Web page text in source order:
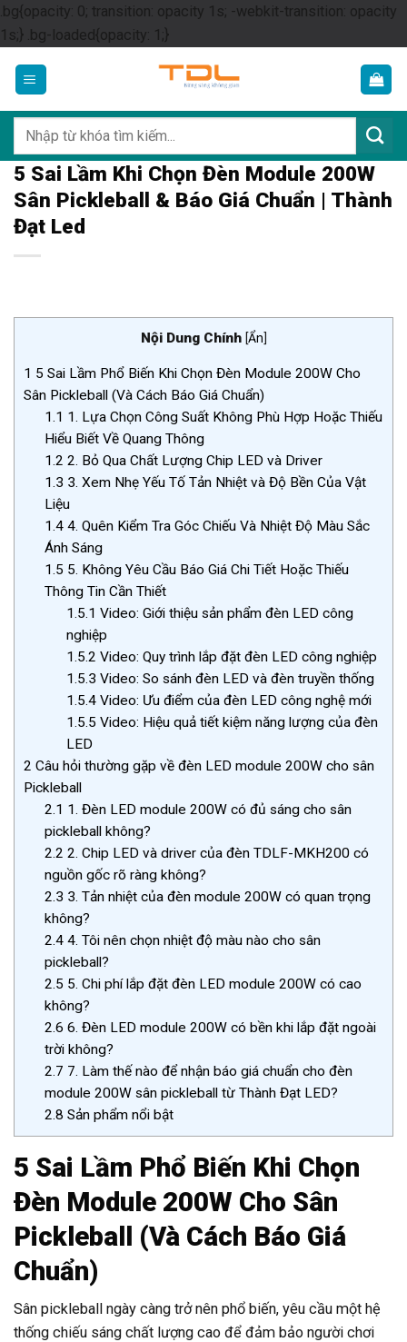
.bg{opacity: 0; transition: opacity 1s; -webkit-transition: opacity
1s;} .bg-loaded{opacity: 1;}Skip
content
kiếm:
5 Sai Lầm Khi Chọn Đèn Module 200W
Sân Pickleball & Báo Giá Chuẩn | Thành
Đạt Led
Nội Dung Chính [Ẩn]
1 5 Sai Lầm Phổ Biến Khi Chọn Đèn Module 200W Cho
Sân Pickleball (Và Cách Báo Giá Chuẩn)
1.1 1. Lựa Chọn Công Suất Không Phù Hợp Hoặc Thiếu
Hiểu Biết Về Quang Thông
1.2 2. Bỏ Qua Chất Lượng Chip LED và Driver
1.3 3. Xem Nhẹ Yếu Tố Tản Nhiệt và Độ Bền Của Vật
Liệu
1.4 4. Quên Kiểm Tra Góc Chiếu Và Nhiệt Độ Màu Sắc
Ánh Sáng
1.5 5. Không Yêu Cầu Báo Giá Chi Tiết Hoặc Thiếu
Thông Tin Cần Thiết
1.5.1 Video: Giới thiệu sản phẩm đèn LED công
nghiệp
1.5.2 Video: Quy trình lắp đặt đèn LED công nghiệp
1.5.3 Video: So sánh đèn LED và đèn truyền thống
1.5.4Video: Ưu điểm của đèn LED công nghệ mới
1.5.5 Video: Hiệu quả tiết kiệm năng lượng của đèn
LED
2 Câu hỏi thường gặp về đèn LED module 200W cho sân
Pickleball
2.1 1. Đèn LED module 200W có đủ sáng cho sân
pickleball không?
2.2 2. Chip LED và driver của đèn TDLF-MKH200 có
nguồn gốc rõ ràng không?
2.3 3. Tản nhiệt của đèn module 200W có quan trọng
không?
2.4 4. Tôi nên chọn nhiệt độ màu nào cho sân
pickleball?
2.5 5. Chi phí lắp đặt đèn LED module 200W có cao
không?
2.6 6. Đèn LED module 200W có bền khi lắp đặt ngoài
trời không?
2.7 7. Làm thế nào để nhận báo giá chuẩn cho đèn
module 200W sân pickleball từ Thành Đạt LED?
2.8 Sản phẩm nổi bật
5 Sai Lầm Phổ Biến Khi Chọn
Đèn Module 200W Cho Sân
Pickleball (Và Cách Báo Giá
Chuẩn)
Sân pickleball ngày càng trở nên phổ biến, yêu cầu một hệ
thống chiếu sáng chất lượng cao để đảm bảo người chơi